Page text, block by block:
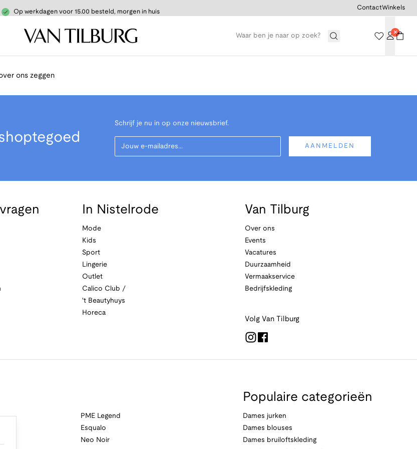
Op werkdagen voor 15.00 besteld, morgen in huis
ContactWinkels
ons zeggen
Schrijf je nu in op onze nieuwsbrief.
Your Email
AANMELDEN
In Nistelrode
Mode
Kids
Sport
Lingerie
Outlet
Calico Club /
't Beautyhuys
Horeca
Van Tilburg
Over ons
Events
Vacatures
Duurzaamheid
Vermaakservice
Bedrijfskleding
Volg Van Tilburg
PME Legend
Esqualo
Neo Noir
Populaire categorieën
Dames jurken
Dames blouses
Dames bruiloftskleding